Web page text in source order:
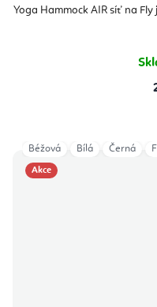
Yoga Hammock AIR síť na
Akce
Béžová Bílá Černá